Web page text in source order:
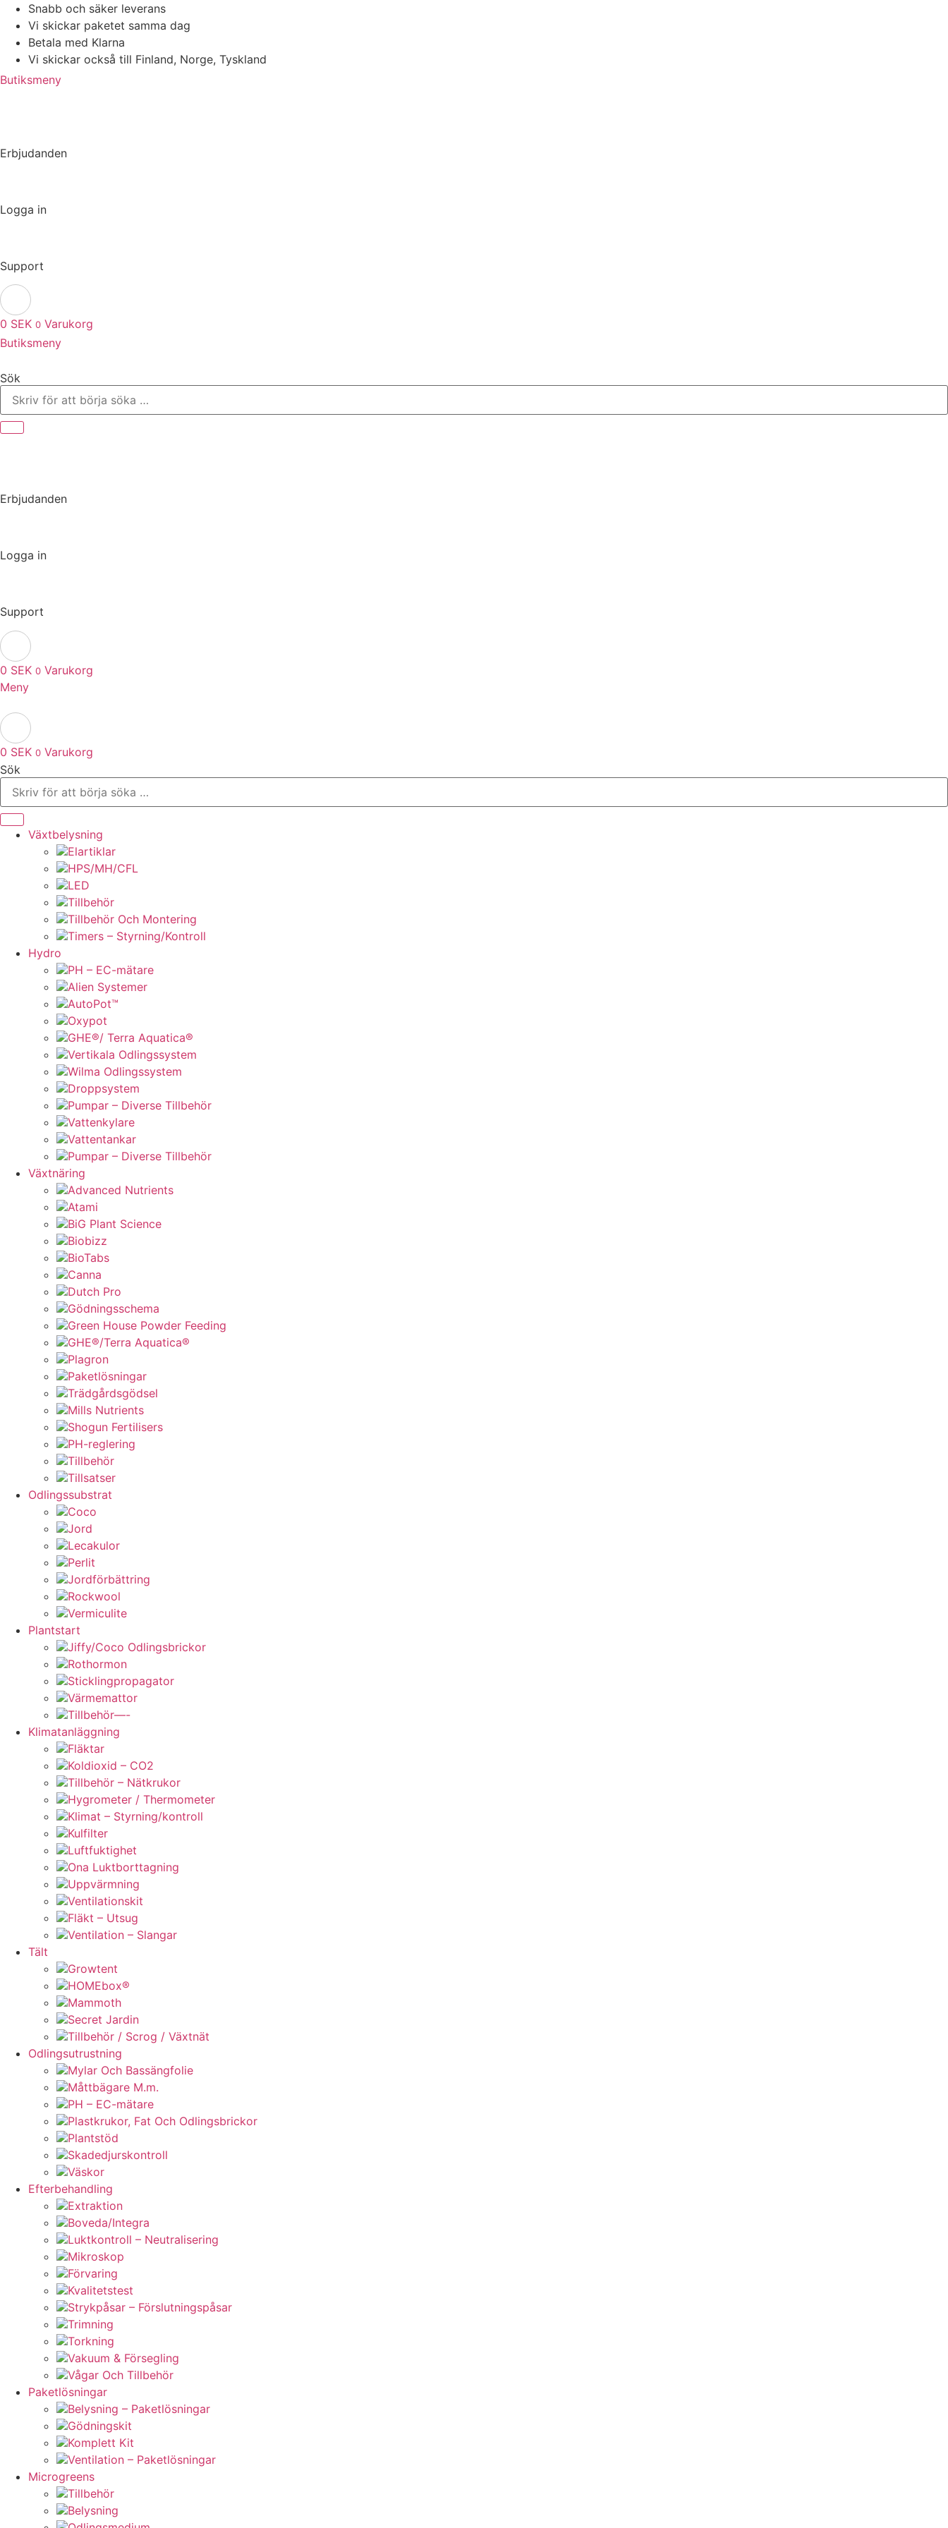
Hoppa
innehåll
Snabb och säker leverans
Vi skickar paketet samma dag
Betala med Klarna
Vi skickar också till Finland, Norge, Tyskland
Butiksmeny
Erbjudanden
Logga in
Support
0 SEK 0 Varukorg
Butiksmeny
Sök
Erbjudanden
Logga in
Support
0 SEK 0 Varukorg
Meny
0 SEK 0 Varukorg
Sök
Växtbelysning
Elartiklar
HPS/MH/CFL
LED
Tillbehör
Tillbehör Och Montering
Timers – Styrning/Kontroll
Hydro
PH – EC-mätare
Alien Systemer
AutoPot™
Oxypot
GHE®/ Terra Aquatica®
Vertikala Odlingssystem
Wilma Odlingssystem
Droppsystem
Pumpar – Diverse Tillbehör
Vattenkylare
Vattentankar
Pumpar – Diverse Tillbehör
Växtnäring
Advanced Nutrients
Atami
BiG Plant Science
Biobizz
BioTabs
Canna
Dutch Pro
Gödningsschema
Green House Powder Feeding
GHE®/Terra Aquatica®
Plagron
Paketlösningar
Trädgårdsgödsel
Mills Nutrients
Shogun Fertilisers
PH-reglering
Tillbehör
Tillsatser
Odlingssubstrat
Coco
Jord
Lecakulor
Perlit
Jordförbättring
Rockwool
Vermiculite
Plantstart
Jiffy/Coco Odlingsbrickor
Rothormon
Sticklingpropagator
Värmemattor
Tillbehör—-
Klimatanläggning
Fläktar
Koldioxid – CO2
Tillbehör – Nätkrukor
Hygrometer / Thermometer
Klimat – Styrning/kontroll
Kulfilter
Luftfuktighet
Ona Luktborttagning
Uppvärmning
Ventilationskit
Fläkt – Utsug
Ventilation – Slangar
Tält
Growtent
HOMEbox®
Mammoth
Secret Jardin
Tillbehör / Scrog / Växtnät
Odlingsutrustning
Mylar Och Bassängfolie
Måttbägare M.m.
PH – EC-mätare
Plastkrukor, Fat Och Odlingsbrickor
Plantstöd
Skadedjurskontroll
Väskor
Efterbehandling
Extraktion
Boveda/Integra
Luktkontroll – Neutralisering
Mikroskop
Förvaring
Kvalitetstest
Strykpåsar – Förslutningspåsar
Trimning
Torkning
Vakuum & Försegling
Vågar Och Tillbehör
Paketlösningar
Belysning – Paketlösningar
Gödningskit
Komplett Kit
Ventilation – Paketlösningar
Microgreens
Tillbehör
Belysning